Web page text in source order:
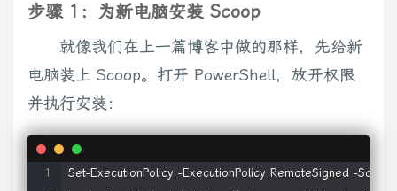
步骤 1：为新电脑安装 Scoop
就像我们在上一篇博客中做的那样，先给新
电脑装上 Scoop。打开 PowerShell，放开权限
并执行安装：
Set-ExecutionPolicy -ExecutionPolicy RemoteSigned -Scope